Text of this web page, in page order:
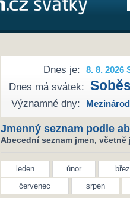
Dnes je: 8. 8. 2026
Dnes má svátek:
Významné dny:
Jmenný seznam podle
Abecední seznam jmen,
leden únor
červenec
srpen